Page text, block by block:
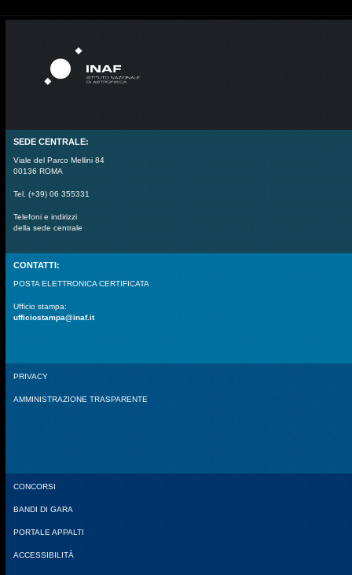
SEDE CENTRALE:
Viale del Parco Mellini 84
00136 ROMA
Tel. (+39) 06 355331
Telefoni e indirizzi
della sede centrale
CONTATTI:
POSTA ELETTRONICA CERTIFICATA
Ufficio stampa:
ufficiostampa@inaf.it
PRIVACY
AMMINISTRAZIONE TRASPARENTE
CONCORSI
BANDI DI GARA
PORTALE APPALTI
ACCESSIBILITÀ